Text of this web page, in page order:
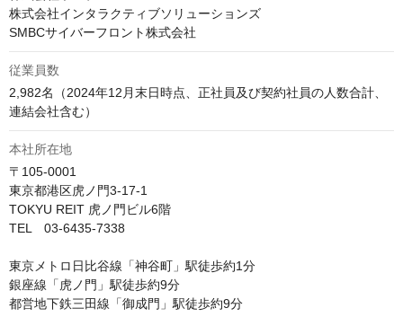
株式会社インタラクティブソリューションズ
SMBCサイバーフロント株式会社
従業員数
2,982名（2024年12月末日時点、正社員及び契約社員の人数合計、
連結会社含む）
本社所在地
〒105-0001
東京都港区虎ノ門3-17-1
TOKYU REIT 虎ノ門ビル6階
TEL　03-6435-7338
東京メトロ日比谷線「神谷町」駅徒歩約1分
銀座線「虎ノ門」駅徒歩約9分
都営地下鉄三田線「御成門」駅徒歩約9分